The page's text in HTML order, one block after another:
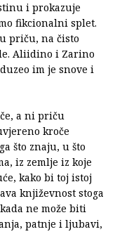
i prokazuje
fikcionalni splet.
priču, na čisto
Aliidino i Zarino
im je snove i
a ni priču
kroče
što znaju, u što
iz zemlje iz koje
kako bi toj istoj
književnost stoga
ne može biti
patnje i ljubavi,